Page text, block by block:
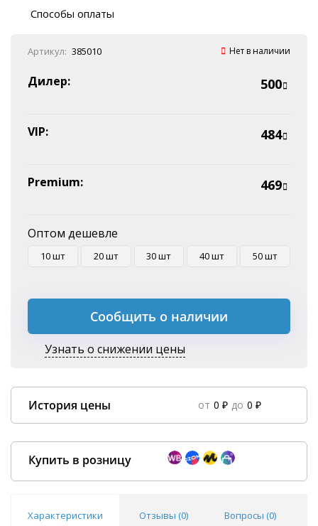
“BlaBlaCar” (по ЮФО)
Способы оплаты
Наличные
Эквайринг
Оплата на P/C
Артикул: 385010 Нет в наличии
Дилер: 500
VIP: 484
Premium: 469
Оптом дешевле
10 шт 20 шт 30 шт 40 шт 50 шт
Сообщить о наличии
Узнать о снижении цены
История цены от 0 ₽ до 0 ₽
Купить в розницу
Характеристики Отзывы (0) Вопросы (0)